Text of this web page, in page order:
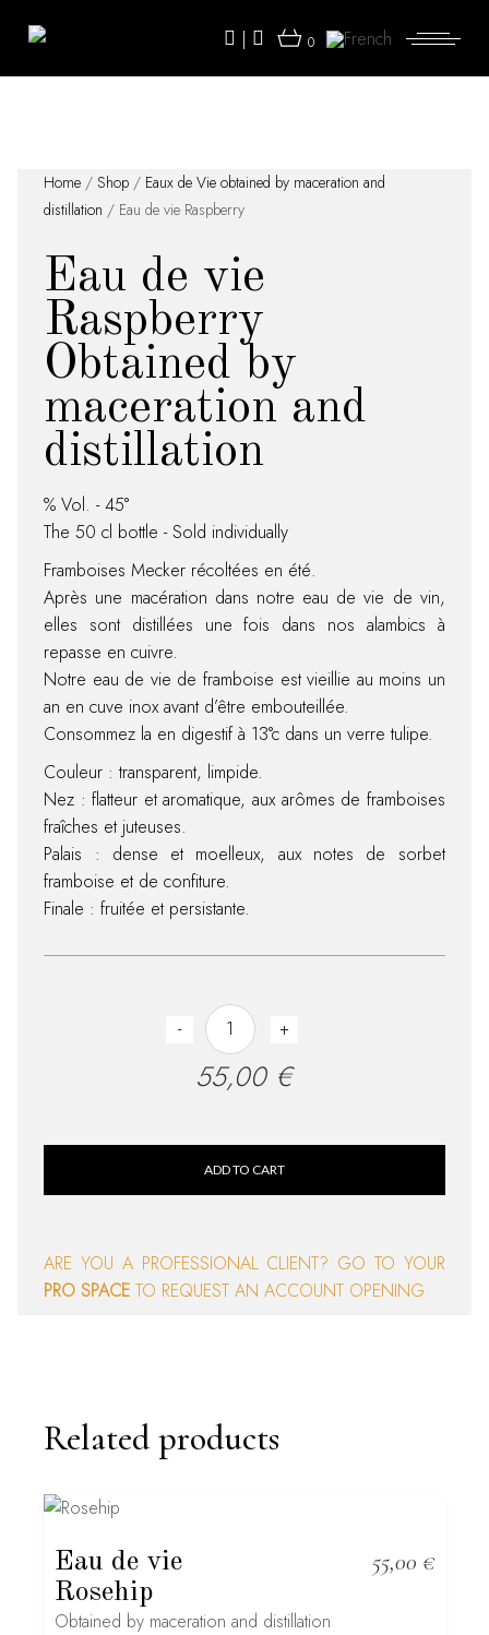
| 0
Home /Shop / Eaux de Vie obtained by maceration and
distillation / Eau de vie Raspberry
Eau de vie
Raspberry
Obtained by
maceration and
distillation
% Vol. - 45°
The 50 cl bottle - Sold individually
Framboises Mecker récoltées en été.
Après une macération dans notre eau de vie de vin,
elles sont distillées une fois dans nos alambics à
repasse en cuivre.
Notre eau de vie de framboise est vieillie au moins un
an en cuve inox avant d’être embouteillée.
Consommez la en digestif à 13°c dans un verre tulipe.
Couleur : transparent, limpide.
Nez : flatteur et aromatique, aux arômes de framboises
fraîches et juteuses.
Palais : dense et moelleux, aux notes de sorbet
framboise et de confiture.
Finale : fruitée et persistante.
Raspberry quantity
- +
55,00 €
ADD TO CART
ARE YOU A PROFESSIONAL CLIENT? GO TO YOUR
PRO SPACETO REQUEST AN ACCOUNT OPENING
Related products
Eau de vie
Rosehip
55,00 €
Obtained by maceration and distillation